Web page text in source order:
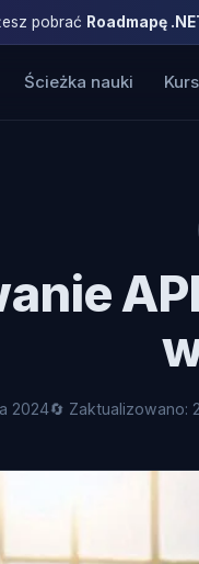
pobrać Roadmapę
Ścieżka nauki
2024🔄 Zaktualizowano: